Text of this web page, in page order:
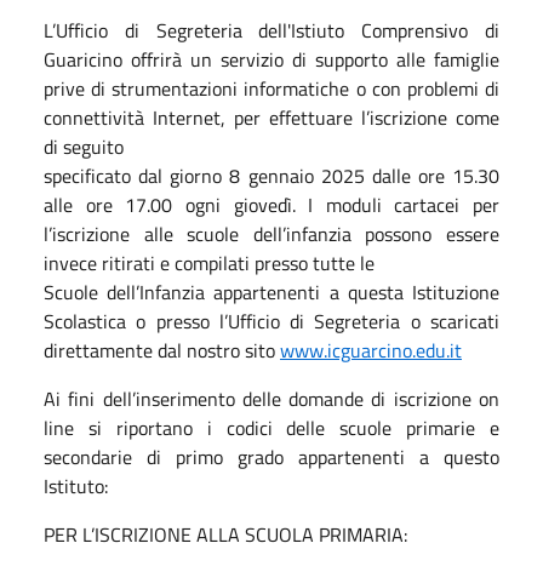
L’Ufficio di Segreteria dell'Istiuto Comprensivo di
Guaricino offrirà un servizio di supporto alle famiglie
prive di strumentazioni informatiche o con problemi di
connettività Internet, per effettuare l’iscrizione come
di seguito
specificato dal giorno 8 gennaio 2025 dalle ore 15.30
alle ore 17.00 ogni giovedì. I moduli cartacei per
l’iscrizione alle scuole dell’infanzia possono essere
invece ritirati e compilati presso tutte le
Scuole dell’Infanzia appartenenti a questa Istituzione
Scolastica o presso l’Ufficio di Segreteria o scaricati
direttamente dal nostro sitowww.icguarcino.edu.it
Ai fini dell’inserimento delle domande di iscrizione on
line si riportano i codici delle scuole primarie e
secondarie di primo grado appartenenti a questo
Istituto:
PER L’ISCRIZIONE ALLA SCUOLA PRIMARIA: